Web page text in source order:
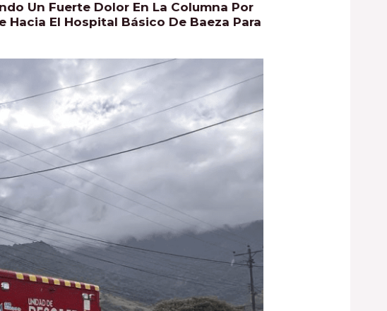
Un Fuerte Dolor En La Columna Por
Hacia El Hospital Básico De Baeza Para